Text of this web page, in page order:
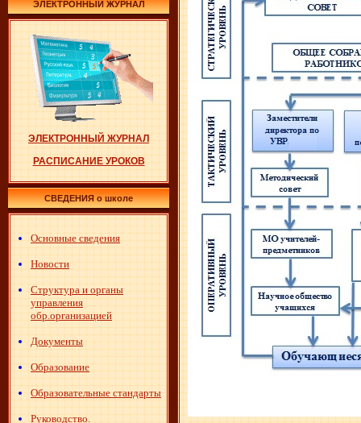
ЭЛЕКТРОННЫЙ ЖУРНАЛ
ЭЛЕКТРОННЫЙ ЖУРНАЛ
РАСПИСАНИЕ УРОКОВ
СВЕДЕНИЯ о школе
Основные сведения
Новости
Структура и органы
управления
обр.организацией
Документы
Образование
Образовательные стандарты
Руководство.